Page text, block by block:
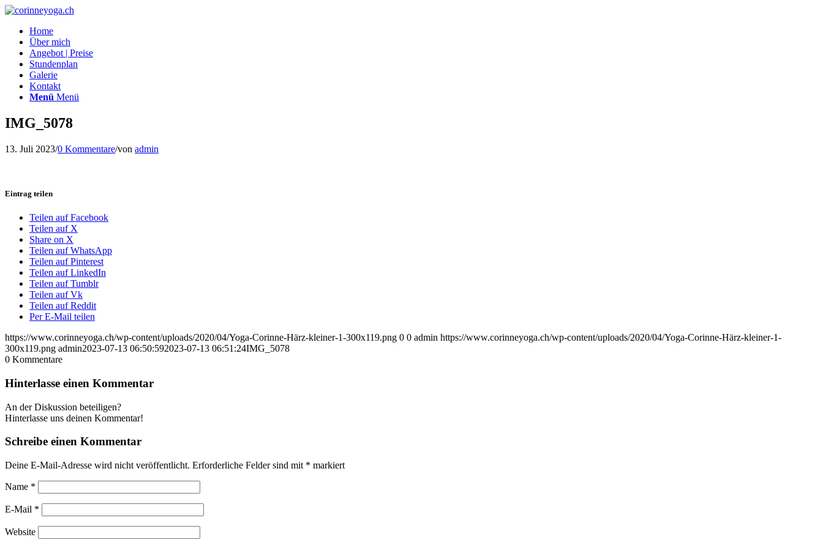
Home
Über mich
Angebot | Preise
Stundenplan
Galerie
Kontakt
Menü Menü
IMG_5078
13. Juli 2023/0 Kommentare/von admin
Eintrag teilen
Teilen auf Facebook
Teilen auf X
Share on X
Teilen auf WhatsApp
Teilen auf Pinterest
Teilen auf LinkedIn
Teilen auf Tumblr
Teilen auf Vk
Teilen auf Reddit
Per E-Mail teilen
https://www.corinneyoga.ch/wp-content/uploads/2020/04/Yoga-Corinne-Härz-kleiner-1-300x119.png 0 0 admin https://www.corinneyoga.ch/wp-content/uploads/2020/04/Yoga-Corinne-Härz-kleiner-1-
300x119.png admin2023-07-13 06:50:592023-07-13 06:51:24IMG_5078
0 Kommentare
Hinterlasse einen Kommentar
An der Diskussion beteiligen?
Hinterlasse uns deinen Kommentar!
Schreibe einen Kommentar
Deine E-Mail-Adresse wird nicht veröffentlicht. Erforderliche Felder sind mit * markiert
Name *
E-Mail *
Website